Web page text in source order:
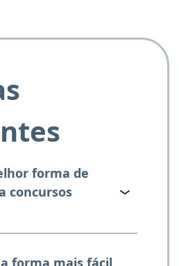
forma de
concursos
forma mais fácil